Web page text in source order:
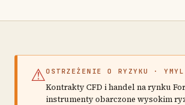
⚠OSTRZEŻENIE O RYZYKU · YMYL
Kontrakty CFD i handel na rynku
instrumenty obarczone wysokim